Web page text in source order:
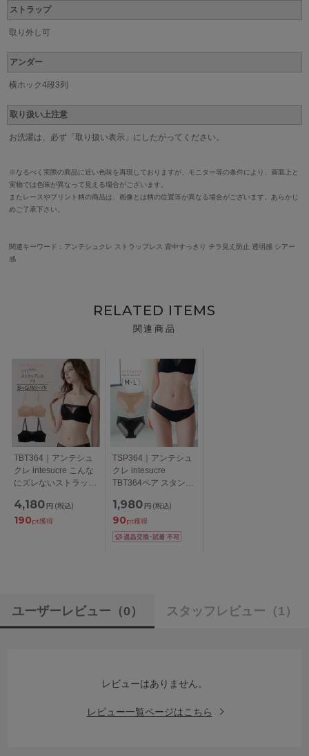
ストラップ
取り外し可
アンダー
横ホック4段3列
取り扱い上注意
お洗濯は、必ず「取り扱い表示」にしたがってください。
※なるべく実際の商品に近い色味を再現しておりますが、モニター等の条件により、画面上と
実物では色味が異なって見える場合がございます。
またレースやプリント柄の商品は、画像とは柄の位置等が異なる場合がございます。あらかじ
めご了承下さい。
関連キーワード： アンテシュクレ ストラップレス 背中すっきり チラ見え防止 透明感 シアー
感
RELATED ITEMS
関連商品
TBT364｜アンテシュ
クレ intesucre こんな
にズレないストラップ
ィ ブラジャー単品 ナ
チュラルバストメイク
4,180 円 (税込)
190pt獲得
TSP364｜アンテシュ
クレ intesucre
TBT364ペア スタンダ
1,980 円 (税込)
90pt獲得
ユーザーレビュー （0） スタッフレビュー （1）
レビューはありません。
レビュー一覧ページはこちら